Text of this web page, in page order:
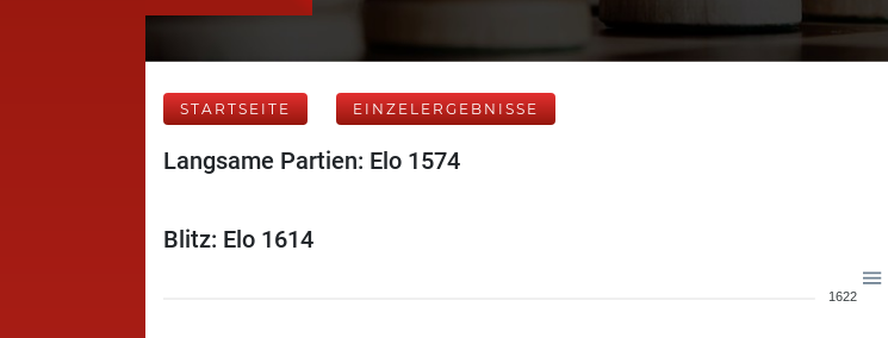
STARTSEITE EINZELERGEBNISSE
Langsame Partien: Elo 1574
Blitz: Elo 1614
1622